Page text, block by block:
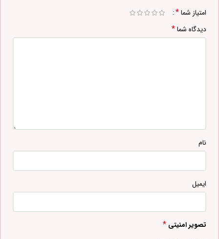
امتیاز شما*
دیدگاه شما*
نام
ایمیل
تصویر امنیتی *